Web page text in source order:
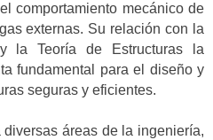
comportamiento mecánico de
externas. Su relación con la
la Teoría de Estructuras la
fundamental para el diseño y
seguras y eficientes.
áreas de la ingeniería,